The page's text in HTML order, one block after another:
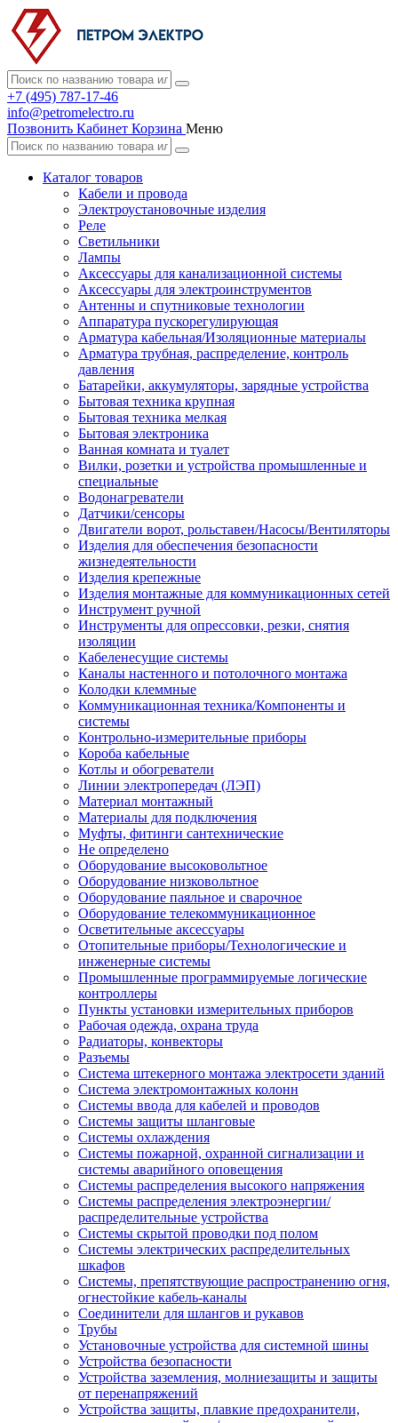
+7 (495) 787-17-46
info@petromelectro.ru
Позвонить Кабинет Корзина Меню
Каталог товаров
Кабели и провода
Электроустановочные изделия
Реле
Светильники
Лампы
Аксессуары для канализационной системы
Аксессуары для электроинструментов
Антенны и спутниковые технологии
Аппаратура пускорегулирующая
Арматура кабельная/Изоляционные материалы
Арматура трубная, распределение, контроль
давления
Батарейки, аккумуляторы, зарядные устройства
Бытовая техника крупная
Бытовая техника мелкая
Бытовая электроника
Ванная комната и туалет
Вилки, розетки и устройства промышленные и
специальные
Водонагреватели
Датчики/сенсоры
Двигатели ворот, рольставен/Насосы/Вентиляторы
Изделия для обеспечения безопасности
жизнедеятельности
Изделия крепежные
Изделия монтажные для коммуникационных сетей
Инструмент ручной
Инструменты для опрессовки, резки, снятия
изоляции
Кабеленесущие системы
Каналы настенного и потолочного монтажа
Колодки клеммные
Коммуникационная техника/Компоненты и
системы
Контрольно-измерительные приборы
Короба кабельные
Котлы и обогреватели
Линии электропередач (ЛЭП)
Материал монтажный
Материалы для подключения
Муфты, фитинги сантехнические
Не определено
Оборудование высоковольтное
Оборудование низковольтное
Оборудование паяльное и сварочное
Оборудование телекоммуникационное
Осветительные аксессуары
Отопительные приборы/Технологические и
инженерные системы
Промышленные программируемые логические
контроллеры
Пункты установки измерительных приборов
Рабочая одежда, охрана труда
Радиаторы, конвекторы
Разъемы
Система штекерного монтажа электросети зданий
Система электромонтажных колонн
Системы ввода для кабелей и проводов
Системы защиты шланговые
Системы охлаждения
Системы пожарной, охранной сигнализации и
системы аварийного оповещения
Системы распределения высокого напряжения
Системы распределения электроэнергии/
распределительные устройства
Системы скрытой проводки под полом
Системы электрических распределительных
шкафов
Системы, препятствующие распространению огня,
огнестойкие кабель-каналы
Соединители для шлангов и рукавов
Трубы
Установочные устройства для системной шины
Устройства безопасности
Устройства заземления, молниезащиты и защиты
от перенапряжений
Устройства защиты, плавкие предохранители,